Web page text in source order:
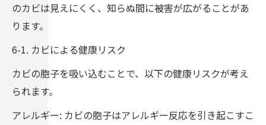
のカビは見えにくく、知らぬ間に被害が広がることがあ
ります。
6-1. カビによる健康リスク
カビの胞子を吸い込むことで、以下の健康リスクが考え
られます。
アレルギー: カビの胞子はアレルギー反応を引き起こすこ